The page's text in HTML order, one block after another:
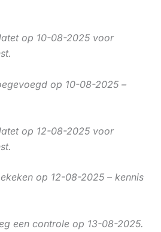
op 10-08-2025 voor
op 10-08-2025 –
op 12-08-2025 voor
op 12-08-2025 – kennis
een controle op 13-08-2025.